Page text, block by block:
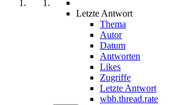
Letzte Antwort
Thema
Autor
Datum
Antworten
Likes
Zugriffe
Letzte Antwort
wbb.thread.rate